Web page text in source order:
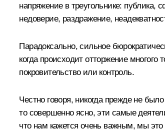
напряжение в треугольнике: публика,
недоверие, раздражение,
Парадоксально, сильное
когда происходит отторжение
покровительство или контроль.
Честно говоря, никогда прежде не
то совершенно ясно, эти самые
что нам кажется очень важным, мы это